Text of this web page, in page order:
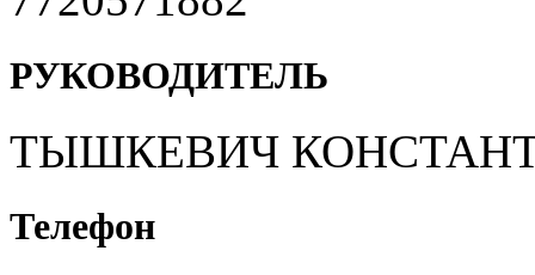
РУКОВОДИТЕЛЬ
ТЫШКЕВИЧ
Телефон